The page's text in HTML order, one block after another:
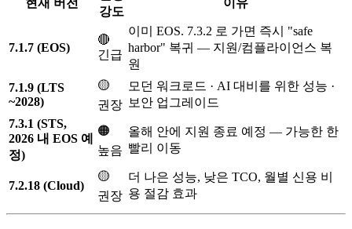
현재 버전
강도
이유
7.1.7 (EOS)
🔴
긴급
이미 EOS. 7.3.2 로 가면 즉시 "safe
harbor" 복귀 — 지원/컴플라이언스 복
원
7.1.9 (LTS
~2028)
🟡
권장
모던 워크로드 · AI 대비를 위한 성능 ·
보안 업그레이드
7.3.1 (STS,
2026 내 EOS 예
정)
🟠
높음
올해 안에 지원 종료 예정 — 가능한 한
빨리 이동
7.2.18 (Cloud)
🟡
권장
더 나은 성능, 낮은 TCO, 월별 신용 비
용 절감 효과